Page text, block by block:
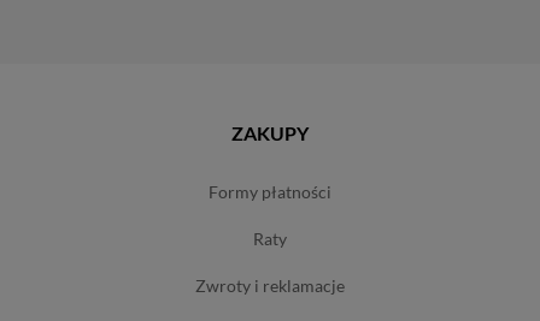
ZAKUPY
formy płatności
raty
zwroty i reklamacje